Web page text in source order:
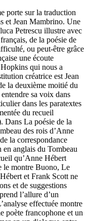
porte surla traduction
et Jean Mambrino. Une
Petrescu illustre avec
de la poésie de
ou peut-être grâce
une écoute
qui nous a
créatrice est Jean
la deuxième moitié du
sa voix dans
dans les paratextes
du recueil
Dans La poésie de la
des rois d’Anne
la correspondance
en anglais du Tombeau
qu’Anne Hébert
le montre Buono, Le
et Frank Scott ne
et de suggestions
l’allure d’un
effectuée montre
poète francophone et un